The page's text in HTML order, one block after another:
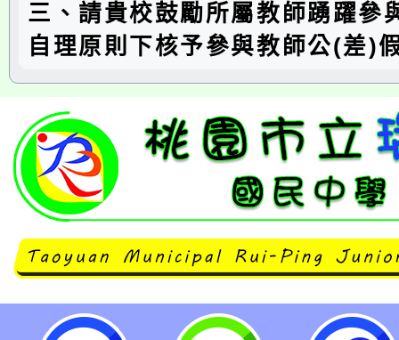
三、請貴校鼓勵所屬教師踴躍參
自理原則下核予參與教師公(差)
114年「推動中小學數位學習精進